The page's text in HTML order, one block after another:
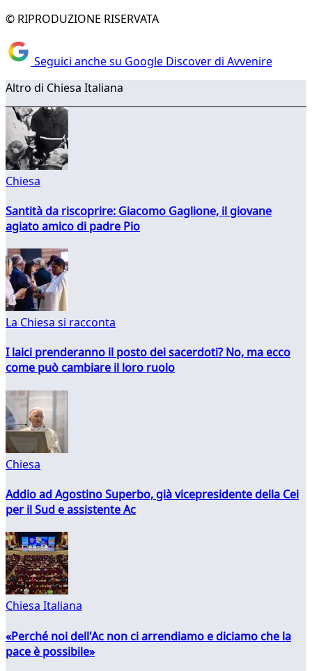
© RIPRODUZIONE RISERVATA
Seguici anche su Google Discover di Avvenire
Altro di Chiesa Italiana
Chiesa
Santità da riscoprire: Giacomo Gaglione, il giovane
agiato amico di padre Pio
La Chiesa si racconta
I laici prenderanno il posto dei sacerdoti? No, ma ecco
come può cambiare il loro ruolo
Chiesa
Addio ad Agostino Superbo, già vicepresidente della Cei
per il Sud e assistente Ac
Chiesa Italiana
«Perché noi dell'Ac non ci arrendiamo e diciamo che la
pace è possibile»